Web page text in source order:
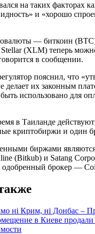
на таких факторах
и «хорошо
— биткоин
(XLM) теперь
в сообщении.
пояснил, что
делает их законным
использовано для
в Таиланде
криптобиржи и один
биржами
(Bitkub) и Satang
брокер —
ні Крим, ні Донбас –
в Киеве продали